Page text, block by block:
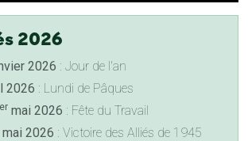
2026
2026 : Jour de l'an
2026 : Lundi de Pâques
er mai 2026 : Fête du Travail
2026 : Victoire des Alliés de 1945